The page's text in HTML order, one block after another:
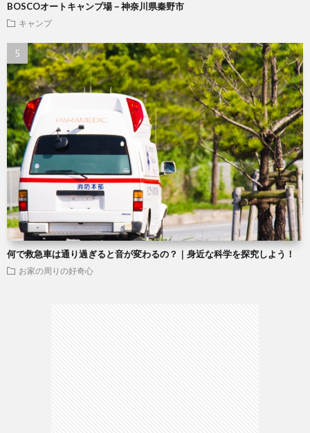
BOSCOオートキャンプ場－神奈川県秦野市
キャンプ
何で救急車は通り過ぎると音が変わるの？｜身近な科学を探究しよう！
お家の周りの好奇心